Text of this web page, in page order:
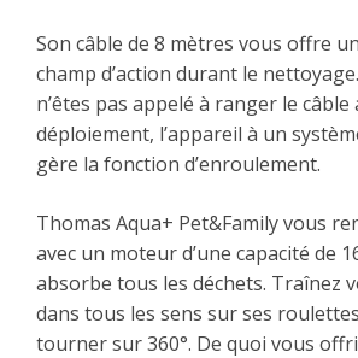
Son câble de 8 mètres vous offre
champ d’action durant le
n’êtes pas appelé à ranger le câble
déploiement, l’appareil à un
gère la fonction d’enroulement.
Thomas Aqua+ Pet&Family vous
avec un moteur d’une capacité de
absorbe tous les déchets. Traînez
dans tous les sens sur ses
tourner sur 360°. De quoi vous